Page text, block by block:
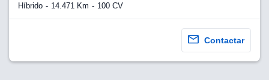
Híbrido 14.471 Km 100 CV
Contactar